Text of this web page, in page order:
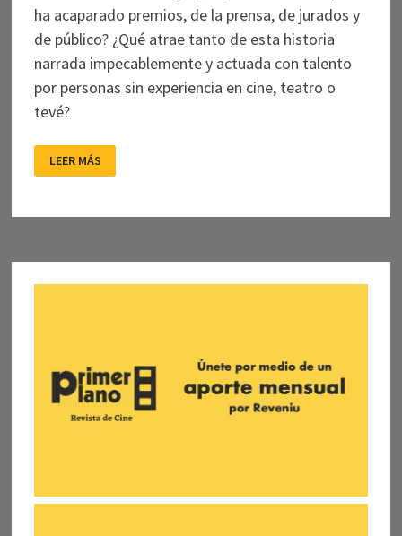
ha acaparado premios, de la prensa, de jurados y
de público? ¿Qué atrae tanto de esta historia
narrada impecablemente y actuada con talento
por personas sin experiencia en cine, teatro o
tevé?
MAS
QUE
LONGANIZAS
LEER MÁS